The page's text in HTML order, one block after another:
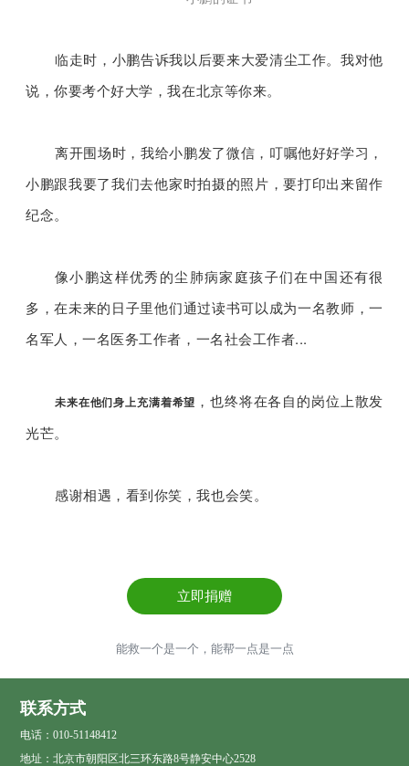
临走时，小鹏告诉我以后要来大爱清尘工作。我对他
说，你要考个好大学，我在北京等你来。
离开围场时，我给小鹏发了微信，叮嘱他好好学习，
小鹏跟我要了我们去他家时拍摄的照片，要打印出来留作
纪念。
像小鹏这样优秀的尘肺病家庭孩子们在中国还有很
多，在未来的日子里他们通过读书可以成为一名教师，一
名军人，一名医务工作者，一名社会工作者...
未来在他们身上充满着希望 ，也终将在各自的岗位上散发
光芒。
感谢相遇，看到你笑，我也会笑。
立即捐赠
能救一个是一个，能帮一点是一点
联系方式
电话：010-51148412
地址：北京市朝阳区北三环东路8号静安中心2528